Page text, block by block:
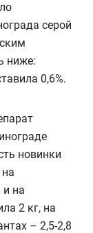
серой
ниже:
0,6%.
новинки
и на
2 кг, на
– 2,5-2,8